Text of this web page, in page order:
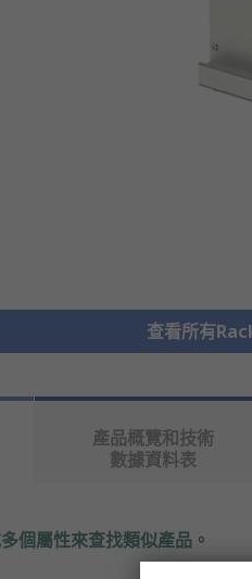
查看所有
產品概覽和技術
數據資料表
個屬性來查找類似產品。